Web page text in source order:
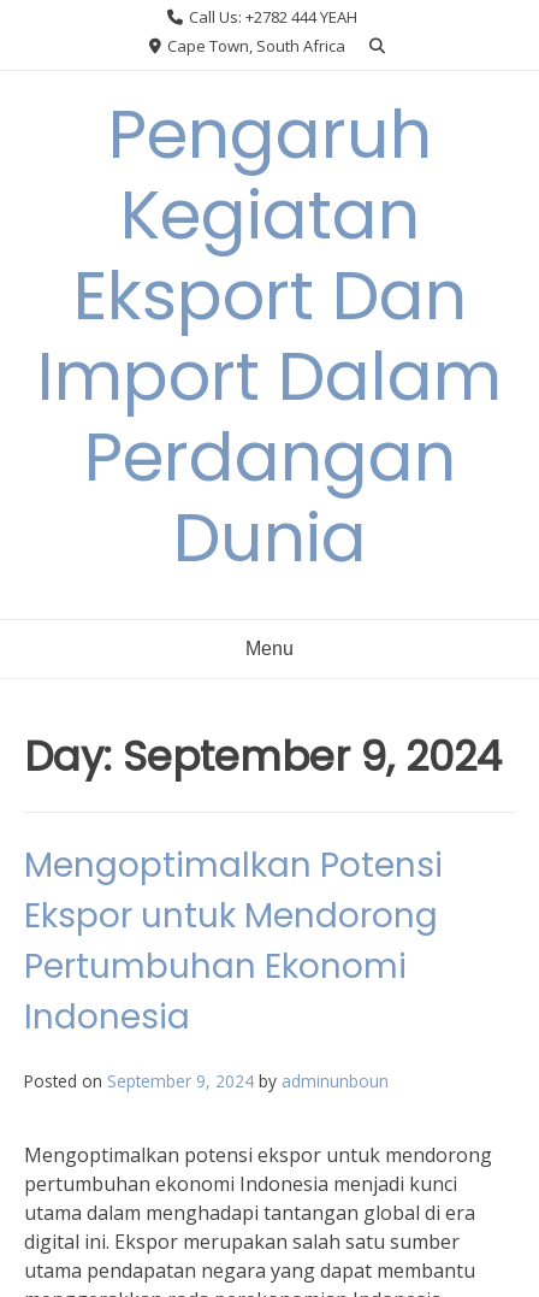
Call Us: +2782 444 YEAH
Cape Town, South Africa
Pengaruh
Kegiatan
Eksport Dan
Import Dalam
Perdangan
Dunia
Menu
Day: September 9, 2024
Mengoptimalkan Potensi
Ekspor untuk Mendorong
Pertumbuhan Ekonomi
Indonesia
Posted on September 9, 2024 by adminunboun
Mengoptimalkan potensi ekspor untuk mendorong
pertumbuhan ekonomi Indonesia menjadi kunci
utama dalam menghadapi tantangan global di era
digital ini. Ekspor merupakan salah satu sumber
utama pendapatan negara yang dapat membantu